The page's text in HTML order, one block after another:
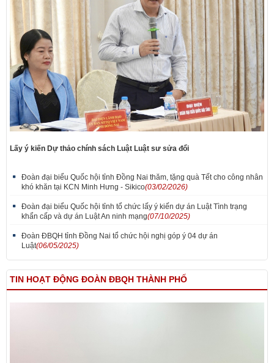
Lấy ý kiến Dự thảo chính sách Luật Luật sư sửa đổi
Đoàn đại biểu Quốc hội tỉnh Đồng Nai thăm, tặng quà Tết cho công nhân
khó khăn tại KCN Minh Hưng - Sikico(03/02/2026)
Đoàn đại biểu Quốc hội tỉnh tổ chức lấy ý kiến dự án Luật Tình trạng
khẩn cấp và dự án Luật An ninh mạng(07/10/2025)
Đoàn ĐBQH tỉnh Đồng Nai tổ chức hội nghị góp ý 04 dự án
Luật(06/05/2025)
TIN HOẠT ĐỘNG ĐOÀN ĐBQH THÀNH PHỐ